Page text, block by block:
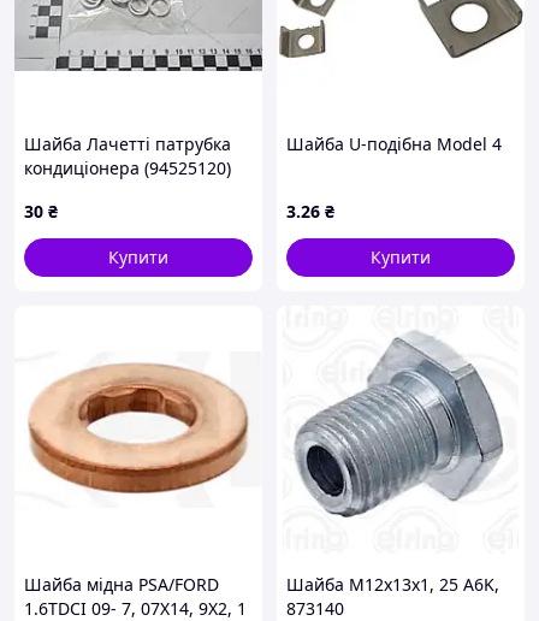
Шайба Лачетті патрубка
кондиціонера (94525120)
30 ₴
Купити
Шайба U-подібна Model 4
3.26 ₴
Купити
Шайба мідна PSA/FORD
1.6TDCI 09- 7, 07X14, 9X2, 1
Шайба M12x13x1, 25 A6K,
873140